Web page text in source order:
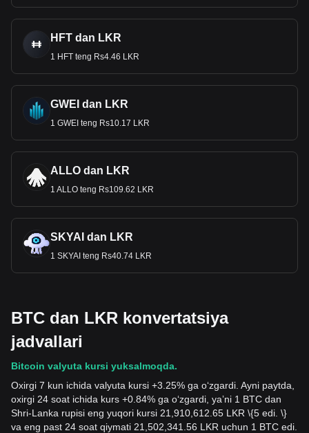
HFT dan LKR
1 HFT teng Rs4.46 LKR
GWEI dan LKR
1 GWEI teng Rs10.17 LKR
ALLO dan LKR
1 ALLO teng Rs109.62 LKR
SKYAI dan LKR
1 SKYAI teng Rs40.74 LKR
BTC dan LKR konvertatsiya
jadvallari
Bitcoin valyuta kursi yuksalmoqda.
Oxirgi 7 kun ichida valyuta kursi +3.25% ga oʻzgardi. Ayni paytda,
oxirgi 24 soat ichida kurs +0.84% ga oʻzgardi, yaʼni 1 BTC dan
Shri-Lanka rupisi eng yuqori kursi 21,910,612.65 LKR \{5 edi. \}
va eng past 24 soat qiymati 21,502,341.56 LKR uchun 1 BTC edi.